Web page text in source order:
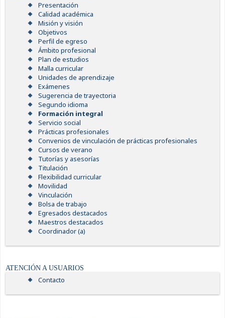
Presentación
Calidad académica
Misión y visión
Objetivos
Perfil de egreso
Ámbito profesional
Plan de estudios
Malla curricular
Unidades de aprendizaje
Exámenes
Sugerencia de trayectoria
Segundo idioma
Formación integral
Servicio social
Prácticas profesionales
Convenios de vinculación de prácticas profesionales
Cursos de verano
Tutorías y asesorías
Titulación
Flexibilidad curricular
Movilidad
Vinculación
Bolsa de trabajo
Egresados destacados
Maestros destacados
Coordinador (a)
ATENCIÓN A USUARIOS
Contacto